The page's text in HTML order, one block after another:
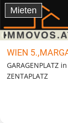
Mieten
WIEN
GARAGENPLATZ
ZENTAPLATZ